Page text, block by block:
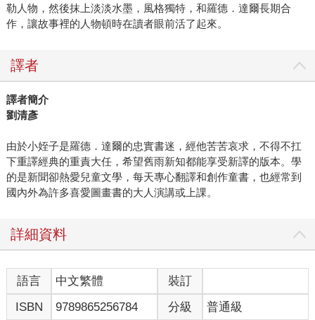
勒人物，然後抹上淡淡水墨，風格獨特，和羅德．達爾長期合
作，讓故事裡的人物頓時在讀者眼前活了起來。
譯者
譯者簡介
劉清彥
由於小姪子是羅德．達爾的忠實書迷，經他苦苦哀求，不得不扛
下重譯經典的重責大任，希望舊雨新知都能享受新譯的版本。學
的是新聞卻熱愛兒童文學，每天專心翻譯和創作童書，也經常到
國內外為許多喜愛圖畫書的大人演講或上課。
詳細資料
語言 中文繁體
裝訂
ISBN
9789865256784 分級 普通級